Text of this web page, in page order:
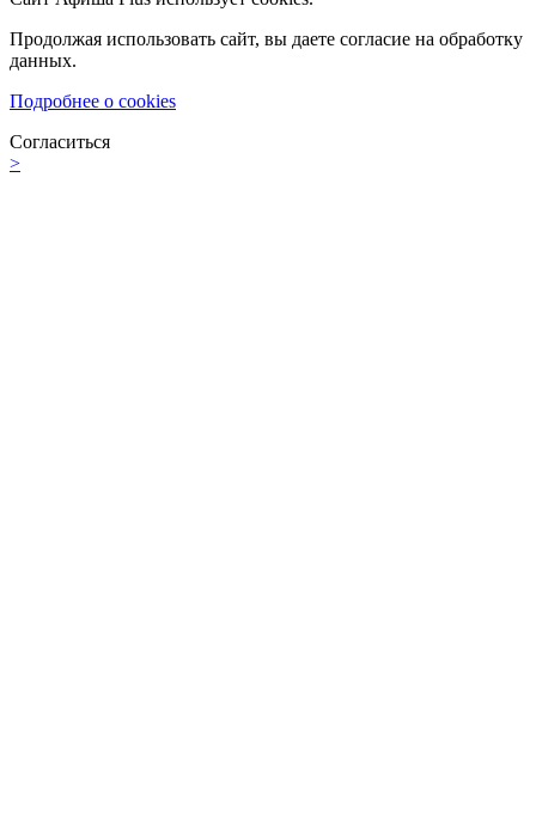
Продолжая использовать сайт, вы даете согласие на обработку
данных.
Подробнее о cookies
Согласиться
>